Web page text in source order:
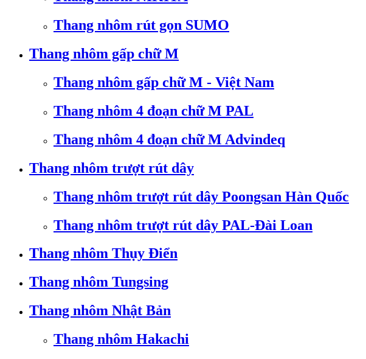
Thang nhôm rút gọn SUMO
Thang nhôm gấp chữ M
Thang nhôm gấp chữ M - Việt Nam
Thang nhôm 4 đoạn chữ M PAL
Thang nhôm 4 đoạn chữ M Advindeq
Thang nhôm trượt rút dây
Thang nhôm trượt rút dây Poongsan Hàn Quốc
Thang nhôm trượt rút dây PAL-Đài Loan
Thang nhôm Thụy Điển
Thang nhôm Tungsing
Thang nhôm Nhật Bản
Thang nhôm Hakachi